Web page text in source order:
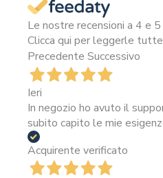
Le nostre recensioni a 4 e
Clicca qui per leggerle
Precedente Successivo
Ieri
In negozio ho avuto il
subito capito le mie
Acquirente verificato